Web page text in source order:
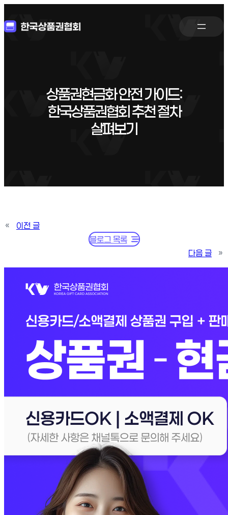
상품권현금화 안전 가이드:
한국상품권협회 추천 절차
살펴보기
«
이전 글
블로그 목록
다음 글
»